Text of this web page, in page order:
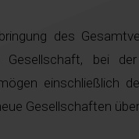
des
bei
einschließlich
Gesellschaften